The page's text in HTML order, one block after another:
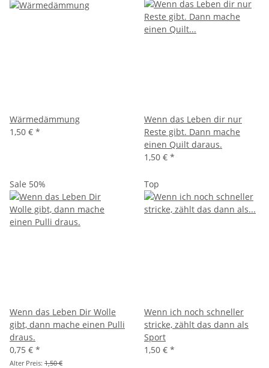
Wärmedämmung
1,50 € *
Wenn das Leben dir nur
Reste gibt. Dann mache
einen Quilt daraus.
1,50 € *
Sale 50%
Wenn das Leben Dir Wolle
gibt, dann mache einen Pulli
draus.
0,75 € *
Alter Preis: 1,50 €
Top
Wenn ich noch schneller
stricke, zählt das dann als
Sport
1,50 € *